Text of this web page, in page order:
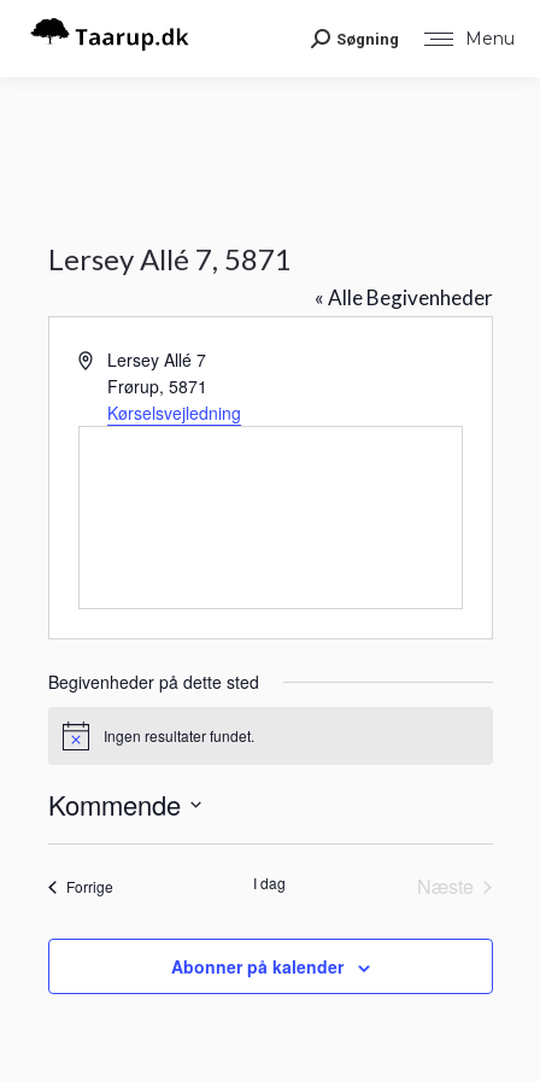
Menu
Search:
Søgning
Lersey Allé 7, 5871
« Alle Begivenheder
AdresseLersey Allé 7
Frørup, 5871
Kørselsvejledning
Begivenheder på dette sted
Notice Ingen resultater fundet.
Kommende
Vælg
dato.
ForrigeBegivenheder I dag
Næste
Abonner på kalender